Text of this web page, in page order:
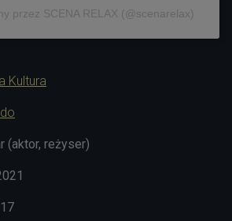
przez SCENA RELAX (@scenarelax)
Kultura
(aktor, reżyser)